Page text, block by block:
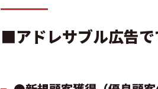
■アドレサブル広告で